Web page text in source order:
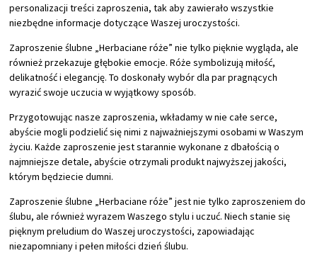
personalizacji treści zaproszenia, tak aby zawierało wszystkie
niezbędne informacje dotyczące Waszej uroczystości.
Zaproszenie ślubne „Herbaciane róże” nie tylko pięknie wygląda, ale
również przekazuje głębokie emocje. Róże symbolizują miłość,
delikatność i elegancję. To doskonały wybór dla par pragnących
wyrazić swoje uczucia w wyjątkowy sposób.
Przygotowując nasze zaproszenia, wkładamy w nie całe serce,
abyście mogli podzielić się nimi z najważniejszymi osobami w Waszym
życiu. Każde zaproszenie jest starannie wykonane z dbałością o
najmniejsze detale, abyście otrzymali produkt najwyższej jakości,
którym będziecie dumni.
Zaproszenie ślubne „Herbaciane róże” jest nie tylko zaproszeniem do
ślubu, ale również wyrazem Waszego stylu i uczuć. Niech stanie się
pięknym preludium do Waszej uroczystości, zapowiadając
niezapomniany i pełen miłości dzień ślubu.